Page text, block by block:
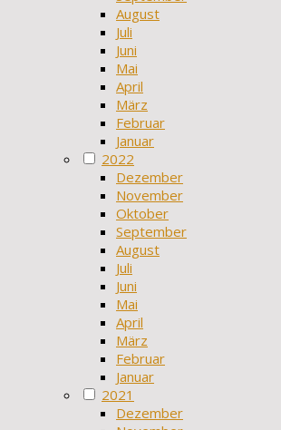
August
Juli
Juni
Mai
April
März
Februar
Januar
2022
Dezember
November
Oktober
September
August
Juli
Juni
Mai
April
März
Februar
Januar
2021
Dezember